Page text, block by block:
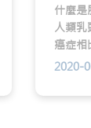
什麼是
人類乳
癌症相
肛門癌
2020-